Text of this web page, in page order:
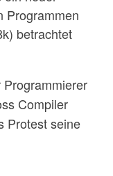
Programmen
betrachtet
Programmierer
Compiler
Protest seine